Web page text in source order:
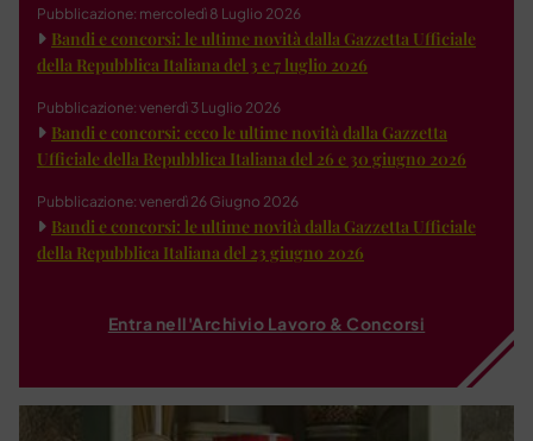
Pubblicazione: mercoledì 8 Luglio 2026
Bandi e concorsi: le ultime novità dalla Gazzetta Ufficiale
della Repubblica Italiana del 3 e 7 luglio 2026
Pubblicazione: venerdì 3 Luglio 2026
Bandi e concorsi: ecco le ultime novità dalla Gazzetta
Ufficiale della Repubblica Italiana del 26 e 30 giugno 2026
Pubblicazione: venerdì 26 Giugno 2026
Bandi e concorsi: le ultime novità dalla Gazzetta Ufficiale
della Repubblica Italiana del 23 giugno 2026
Entra nell'Archivio Lavoro & Concorsi